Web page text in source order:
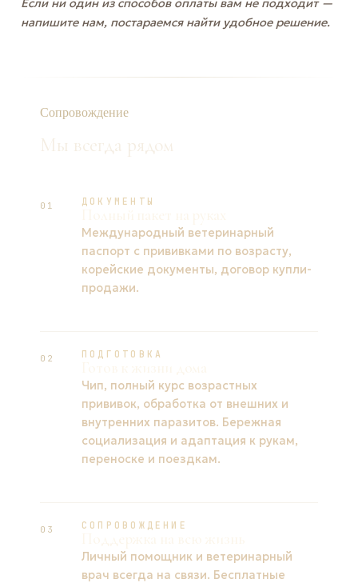
Если ни один из способов оплаты вам не подходит —
напишите нам, постараемся найти удобное решение.
Сопровождение
Мы всегда рядом
01 ДОКУМЕНТЫ
Международный ветеринарный
паспорт с прививками по возрасту,
корейские документы, договор купли-
продажи.
02 ПОДГОТОВКА
Чип, полный курс возрастных
прививок, обработка от внешних и
внутренних паразитов. Бережная
социализация и адаптация к рукам,
переноске и поездкам.
03 СОПРОВОЖДЕНИЕ
Личный помощник и ветеринарный
врач всегда на связи. Бесплатные